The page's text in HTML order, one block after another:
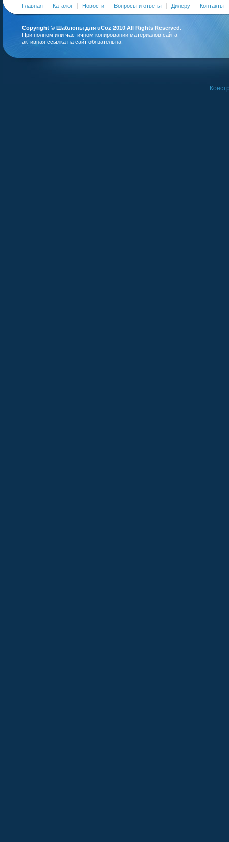
Главная Каталог Новости Вопросы и ответы Дилеру Контакты
Copyright © Шаблоны для uCoz 2010 All Rights Reserved.
При полном или частичном копировании материалов сайта
активная ссылка на сайт обязательна!